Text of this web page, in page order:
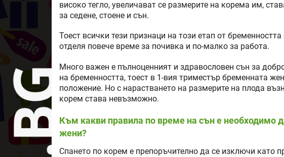
високо тегло, увеличават се размерите на корема им,
за седене, стоене и сън.
Тоест всички тези признаци на този етап от
отделя повече време за почивка и по-малко за работа.
Много важен е пълноценният и здравословен сън за
на бременността, тоест в 1-вия триместър бременната
положение. Но с нарастването на размерите на плода
корем става невъзможно.
Към какви правила по време на сън е необходимо
жени?
Спането по корем е препоръчително да се изключи като